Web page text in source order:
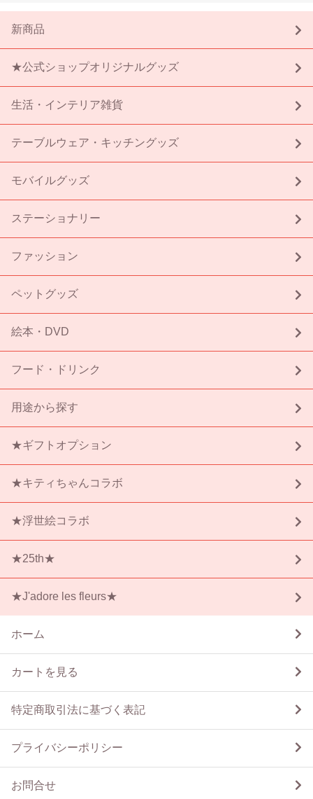
新商品
★公式ショップオリジナルグッズ
生活・インテリア雑貨
テーブルウェア・キッチングッズ
モバイルグッズ
ステーショナリー
ファッション
ペットグッズ
絵本・DVD
フード・ドリンク
用途から探す
★ギフトオプション
★キティちゃんコラボ
★浮世絵コラボ
★25th★
★J'adore les fleurs★
ホーム
カートを見る
特定商取引法に基づく表記
プライバシーポリシー
お問合せ